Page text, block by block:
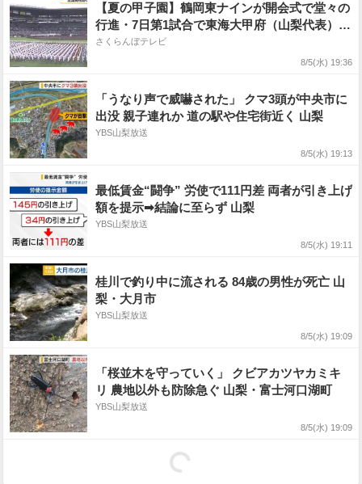
【夏の甲子園】鶴岡東ナインが開会式で堂々の
行進・7日第1試合で東海大甲府（山梨代表）と
対戦 山形
さくらんぼテレビ
8/5(水) 19:36
「うなり声で威嚇された」 クマ3頭が中央市に
出没 親子連れか 道の駅や住宅街近く 山梨
YBS山梨放送
8/5(水) 19:13
最低賃金“闘争” 労使で111円差 両者が引き上げ
額を提示➡結論に至らず 山梨
YBS山梨放送
8/5(水) 19:11
桂川で釣り中に流される 84歳の男性が死亡 山
梨・大月市
YBS山梨放送
8/5(水) 19:09
「桜並木を守っていく」 クビアカツヤカミキ
リ 農地以外も防除急ぐ 山梨・富士河口湖町
YBS山梨放送
8/5(水) 19:09